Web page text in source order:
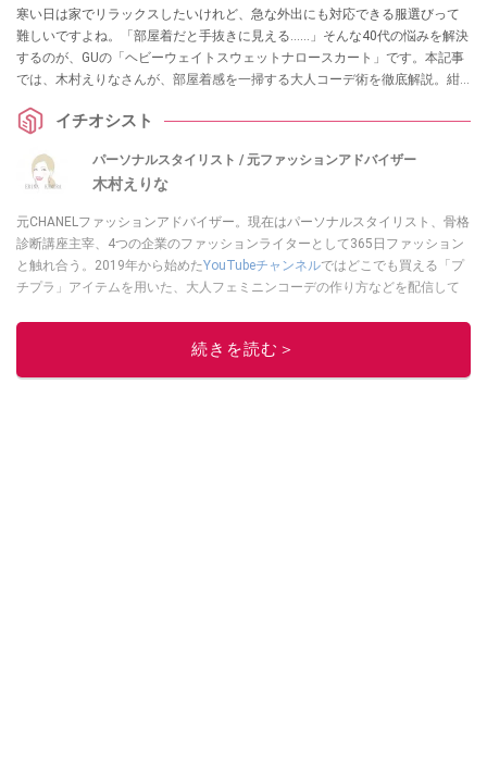
寒い日は家でリラックスしたいけれど、急な外出にも対応できる服選びって
難しいですよね。「部屋着だと手抜きに見える……」そんな40代の悩みを解決
するのが、GUの「ヘビーウェイトスウェットナロースカート」です。本記事
では、木村えりなさんが、部屋着感を一掃する大人コーデ術を徹底解説。紺
で。「楽なのにきれい」を欲張りたい大人世代は必見の万能アイテムです！
イチオシスト
パーソナルスタイリスト / 元ファッションアドバイザー
木村えりな
元CHANELファッションアドバイザー。現在はパーソナルスタイリスト、骨格
診断講座主宰、4つの企業のファッションライターとして365日ファッション
と触れ合う。2019年から始めたYouTubeチャンネルではどこでも買える「プ
チプラ」アイテムを用いた、大人フェミニンコーデの作り方などを配信して
このイチオシストの他の記事を読む
続きを読む＞